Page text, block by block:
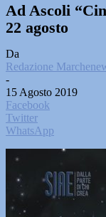
Ad Ascoli
22 agosto
Da
Redazione
-
15 Agosto 2019
Facebook
Twitter
WhatsApp